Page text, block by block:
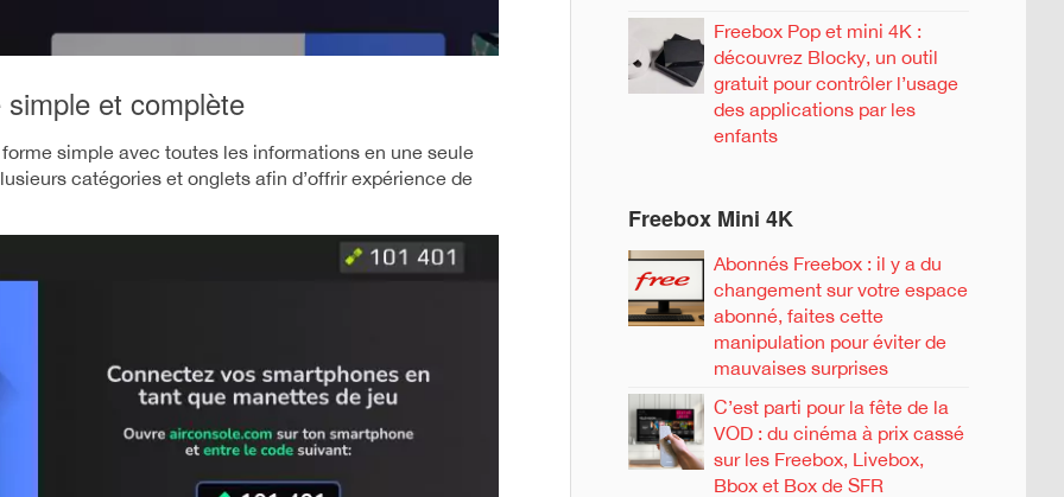
et complète
simple avec toutes les informations en une seule
catégories et onglets afin d’offrir expérience de
Freebox Pop et mini 4K :
découvrez Blocky, un outil
gratuit pour contrôler l’usage
des applications par les
enfants
Freebox Mini 4K
Abonnés Freebox : il y a du
changement sur votre espace
abonné, faites cette
manipulation pour éviter de
mauvaises surprises
C’est parti pour la fête de la
VOD : du cinéma à prix cassé
sur les Freebox, Livebox,
Bbox et Box de SFR